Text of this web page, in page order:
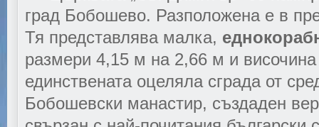
град Бобошево. Разположена е в
Тя представлява малка,
размери 4,15 м на 2,66 м и
единствената оцеляла сграда от
Бобошевски манастир, създаден